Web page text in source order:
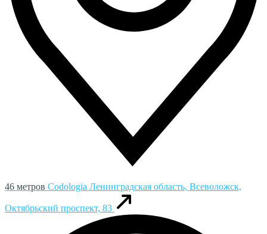
46 метров Codologia Ленинградская область, Всеволожск,
Октябрьский проспект, 83